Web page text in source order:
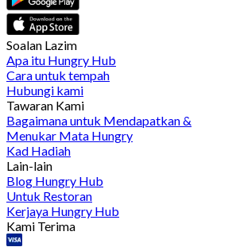
Soalan Lazim
Apa itu Hungry Hub
Cara untuk tempah
Hubungi kami
Tawaran Kami
Bagaimana untuk Mendapatkan &
Menukar Mata Hungry
Kad Hadiah
Lain-lain
Blog Hungry Hub
Untuk Restoran
Kerjaya Hungry Hub
Kami Terima